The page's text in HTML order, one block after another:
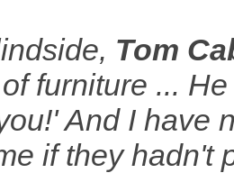
Tom
furniture ...
And I have
if they hadn't